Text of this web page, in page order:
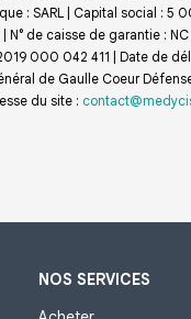
: SARL | Capital social : 5
N° de caisse de garantie :
000 042 411 | Date de
de Gaulle Coeur
du site :
NOS SERVICES